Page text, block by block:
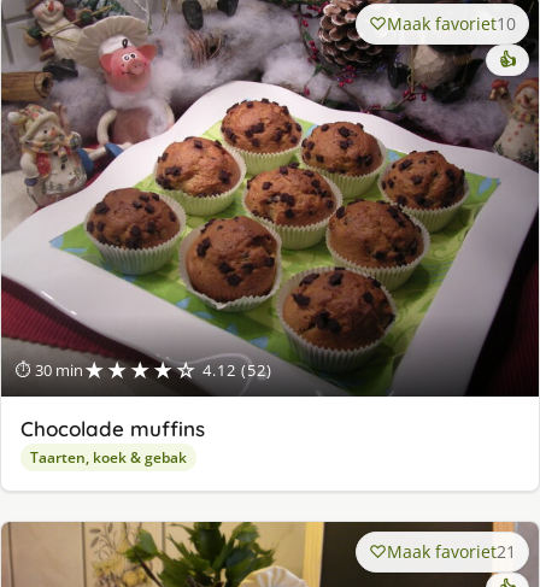
⏱ 30 min★★★★☆ 4.12 (52)
Maak favoriet10
👍
Chocolade muffins
Taarten, koek & gebak
Maak favoriet21